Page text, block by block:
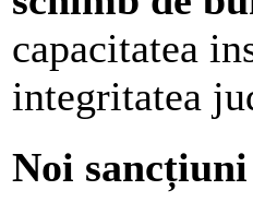
capacitatea
integritatea
Noi